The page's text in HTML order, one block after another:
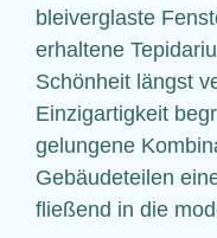
bleiverglaste
erhaltene
Schönheit längst
Einzigartigkeit
gelungene
Gebäudeteilen
fließend in die